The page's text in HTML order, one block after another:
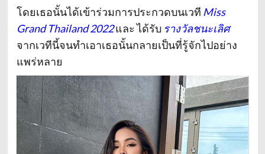
โดยเธอนั้นได้เข้าร่วมการประกวดบนเวที Miss
Grand Thailand 2022และ ได้รับ รางวัลชนะเลิศ
จากเวทีนี้จนทำเอาเธอนั้นกลายเป็นที่รู้จักไปอย่าง
แพร่หลาย